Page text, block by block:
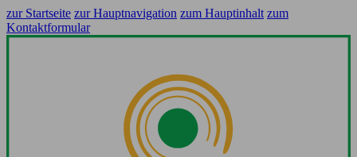
zur Startseite zur Hauptnavigation zum Hauptinhalt zum
Kontaktformular